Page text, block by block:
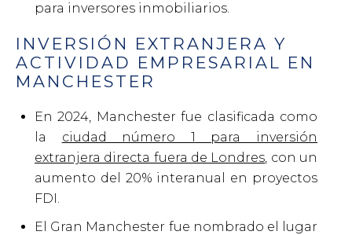
para inversores inmobiliarios.
INVERSIÓN EXTRANJERA Y
ACTIVIDAD EMPRESARIAL EN
MANCHESTER
En 2024, Manchester fue clasificada como
la ciudad número 1 para inversión
extranjera directa fuera de Londres, con un
aumento del 20% interanual en proyectos
FDI.
El Gran Manchester fue nombrado el lugar